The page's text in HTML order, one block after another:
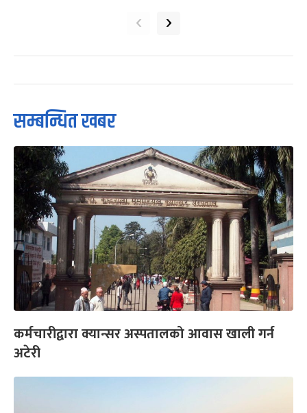
‹ ›
सम्बन्धित खबर
कर्मचारीद्वारा क्यान्सर अस्पतालको आवास खाली गर्न
अटेरी